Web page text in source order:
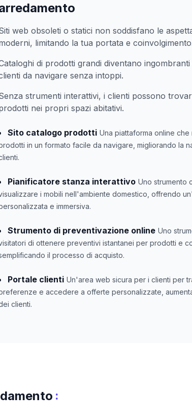
web obsoleti o statici non soddisfano le
limitando la tua portata e
di prodotti grandi diventano
da navigare senza intoppi.
strumenti interattivi, i clienti possono
nei propri spazi abitativi.
Sito catalogo prodotti Una piattaforma online che
in un formato facile da navigare, migliorando la
Pianificatore stanza interattivo Uno strumento
i mobili nell'ambiente domestico, offrendo
e immersiva.
Strumento di preventivazione online Uno
di ottenere preventivi istantanei per prodotti e
il processo di acquisto.
Portale clienti Un'area web sicura per i clienti per
e accedere a offerte personalizzate,
clienti.
: